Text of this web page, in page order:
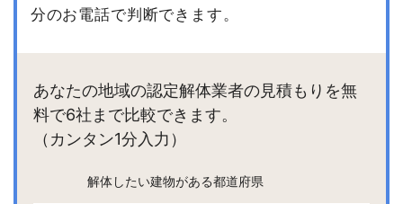
分のお電話で判断できます。
あなたの地域の認定解体業者の見積もりを無
料で6社まで比較できます。
（カンタン1分入力）
解体したい建物がある都道府県